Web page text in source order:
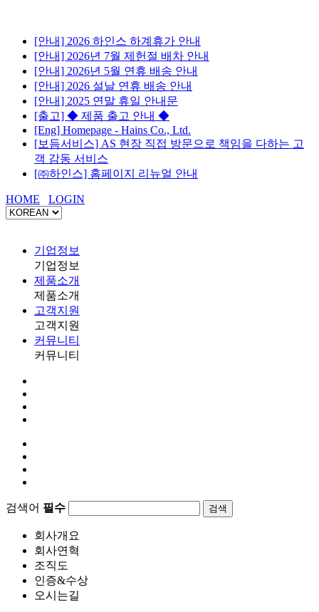
[안내] 2026 하인스 하계휴가 안내
[안내] 2026년 7월 제헌절 배차 안내
[안내] 2026년 5월 연휴 배송 안내
[안내] 2026 설날 연휴 배송 안내
[안내] 2025 연말 휴일 안내문
[출고] ◆ 제품 출고 안내 ◆
[Eng] Homepage - Hains Co., Ltd.
[보듬서비스] AS 현장 직접 방문으로 책임을 다하는 고
객 감동 서비스
[㈜하인스] 홈페이지 리뉴얼 안내
HOME LOGIN
기업정보
기업정보
제품소개
제품소개
고객지원
고객지원
커뮤니티
커뮤니티
검색어 필수 검색
회사개요
회사연혁
조직도
인증&수상
오시는길